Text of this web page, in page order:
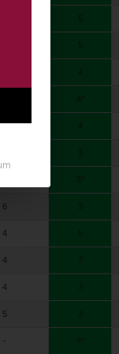
5
5
4
6
4 5
4 7
4
5
-